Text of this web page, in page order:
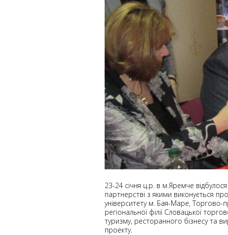
23-24 січня ц.р. в м.Яремче відбулося
партнерстві з якими виконується
університету м. Бая-Маре, Торгово-
регіональної філії Словацької
туризму, ресторанного бізнесу та
проекту.